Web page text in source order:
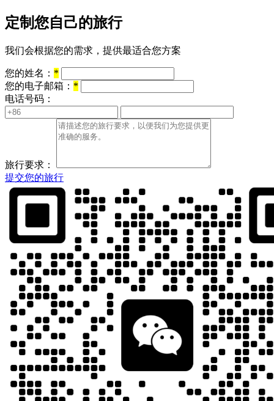
定制您自己的旅行
我们会根据您的需求，提供最适合您方案
您的姓名： *
您的电子邮箱： *
电话号码：
旅行要求：
提交您的旅行